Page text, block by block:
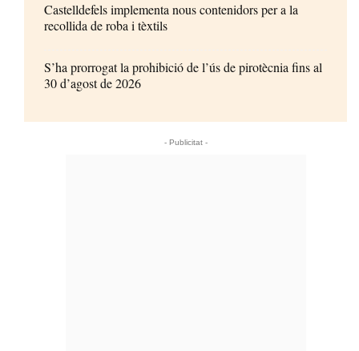
Castelldefels implementa nous contenidors per a la
recollida de roba i tèxtils
S’ha prorrogat la prohibició de l’ús de pirotècnia fins al
30 d’agost de 2026
- Publicitat -